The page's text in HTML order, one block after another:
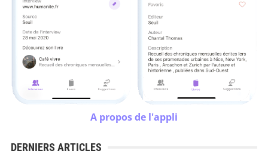
A propos de l'appli
DERNIERS ARTICLES